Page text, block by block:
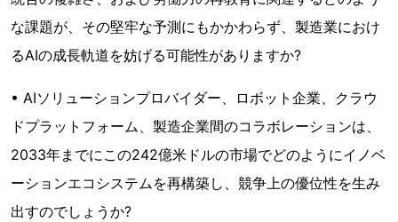
な課題が、その堅牢な予測にもかかわらず、製造業におけ
るAIの成長軌道を妨げる可能性がありますか?
• AIソリューションプロバイダー、ロボット企業、クラウ
ドプラットフォーム、製造企業間のコラボレーションは、
2033年までにこの242億米ドルの市場でどのようにイノベ
ーションエコシステムを再構築し、競争上の優位性を生み
出すのでしょうか?